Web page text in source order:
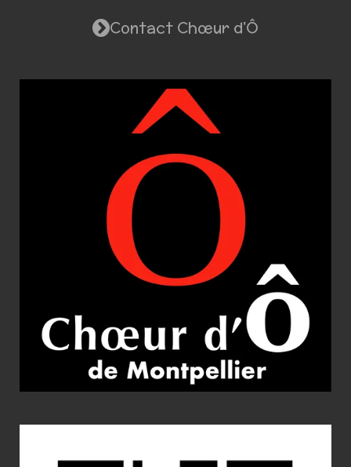
Contact Chœur d'Ô